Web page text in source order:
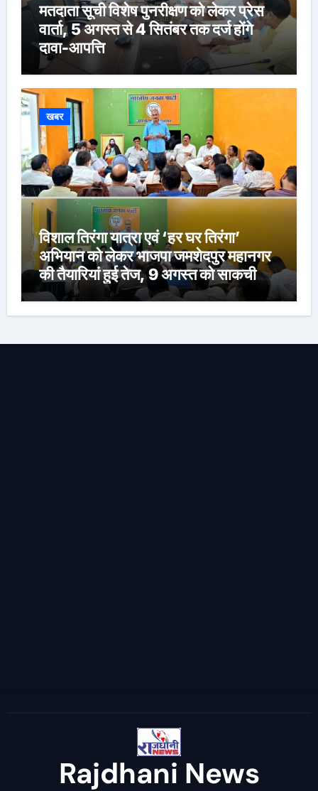
मतदाता सूची विशेष पुनरीक्षण को लेकर प्रेस
वार्ता, 5 अगस्त से 4 सितंबर तक दर्ज होंगे
दावा-आपत्ति
खबर
विशाल तिरंगा यात्रा एवं ‘हर घर तिरंगा’
अभियान को लेकर भाजपा जमशेदपुर महानगर
की तैयारियां हुई तेज, 9 अगस्त को साकची
नेताजी सुभाष मैदान से निकलेगी विशाल तिरंगा
यात्रा
Rajdhani News